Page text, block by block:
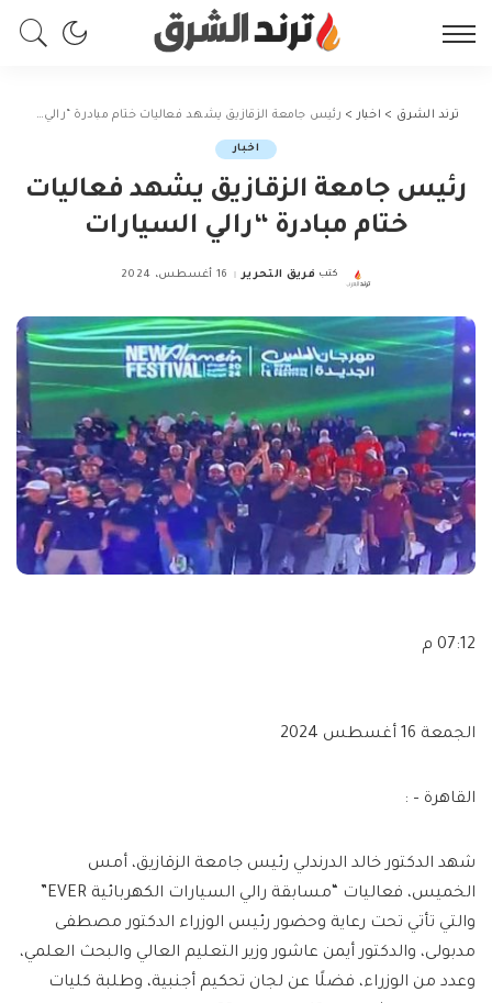
ترند الشرق > اخبار > رئيس جامعة الزقازيق يشهد فعاليات ختام مبادرة “رالي السيارات
اخبار
رئيس جامعة الزقازيق يشهد فعاليات
ختام مبادرة “رالي السيارات
Posted
كتب فريق التحرير 16 أغسطس، 2024
07:12 م
الجمعة 16 أغسطس 2024
القاهرة – :
شهد الدكتور خالد الدرندلي رئيس جامعة الزقازيق، أمس
الخميس، فعاليات “مسابقة رالي السيارات الكهربائية EVER”
والتي تأتي تحت رعاية وحضور رئيس الوزراء الدكتور مصطفى
مدبولى، والدكتور أيمن عاشور وزير التعليم العالي والبحث العلمي،
وعدد من الوزراء، فضلًا عن لجان تحكيم أجنبية، وطلبة كليات